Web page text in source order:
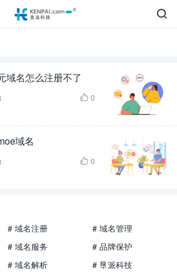

域名怎么注册不了
 0
域名
 0
# 域名注册
# 域名管理
# 域名服务
# 品牌保护
# 域名解析
# 垦派科技